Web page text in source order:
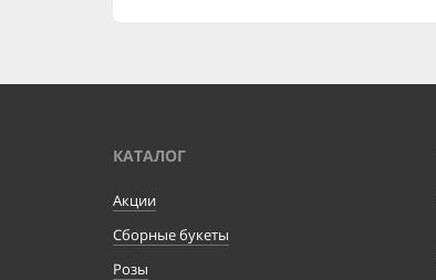
КАТАЛОГ
Акции
Сборные букеты
Розы